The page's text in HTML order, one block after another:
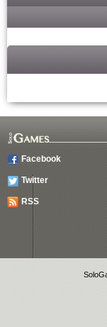
Facebook
Twitter
RSS